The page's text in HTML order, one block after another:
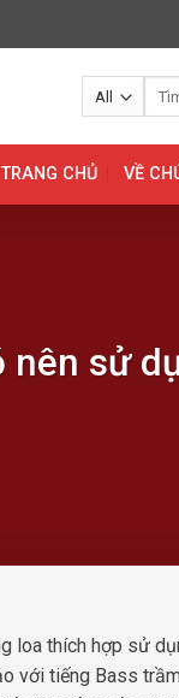
TRANG CHỦ VỀ
nên sử
loa thích hợp sử
với tiếng Bass